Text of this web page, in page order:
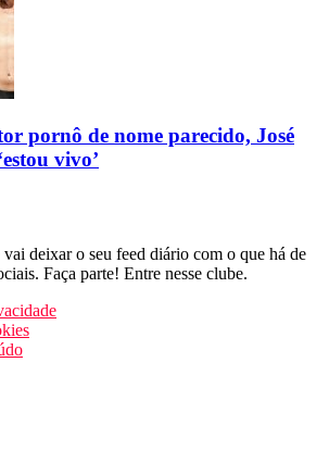
pornô de nome parecido, José
vivo’
deixar o seu feed diário com o que há de
Faça parte! Entre nesse clube.